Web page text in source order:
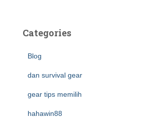
Categories
Blog
dan survival gear
gear tips memilih
hahawin88